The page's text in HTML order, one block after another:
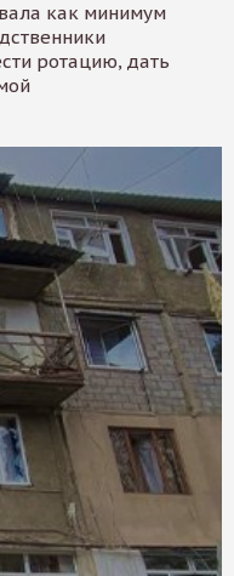
как минимум
ротацию, дать